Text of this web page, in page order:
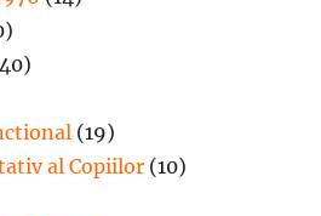
(19)
al Copiilor (10)